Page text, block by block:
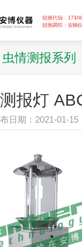
虫情测报系列
报灯
日期：2021-01-15